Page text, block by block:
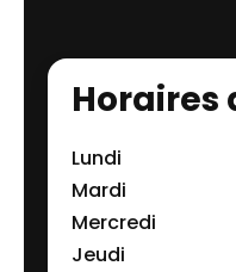
Horaires
Lundi
Mardi
Mercredi
Jeudi